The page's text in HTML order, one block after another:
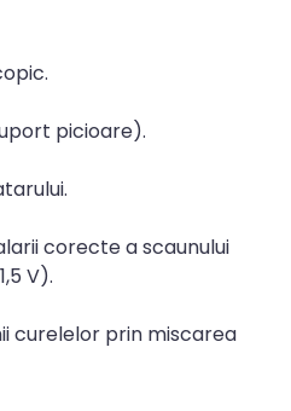
picioare).
corecte a scaunului
V).
curelelor prin miscarea